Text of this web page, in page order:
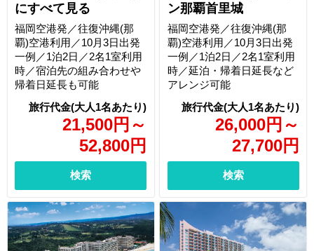
にすべて見る
21,500円 ～
52,800円
福岡空港発／往復沖縄(那
覇)空港利用／10月3日出発
一例／1泊2日／2名1室利用
時／宿泊先の組み合わせや
帰着日延長も可能
検索
ン那覇首里城
26,000円 ～
27,700円
福岡空港発／往復沖縄(那
覇)空港利用／10月3日出発
一例／1泊2日／2名1室利用
時／延泊・帰着日延長など
アレンジ可能
検索